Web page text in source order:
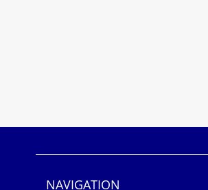
NAVIGATION